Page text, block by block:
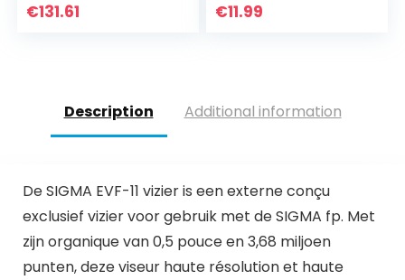
zwart
€131.61 €11.99
Description Additional information
De SIGMA EVF-11 vizier is een externe conçu
exclusief vizier voor gebruik met de SIGMA fp. Met
zijn organique van 0,5 pouce en 3,68 miljoen
punten, deze viseur haute résolution et haute